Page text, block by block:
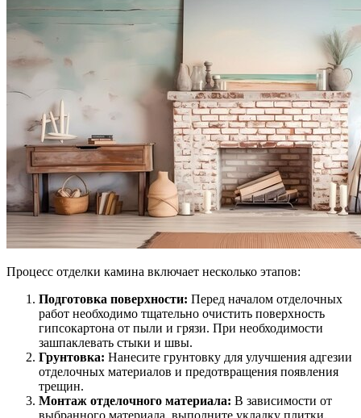
Процесс отделки камина включает несколько этапов:
Подготовка поверхности: Перед началом отделочных
работ необходимо тщательно очистить поверхность
гипсокартона от пыли и грязи. При необходимости
зашпаклевать стыки и швы.
Грунтовка: Нанесите грунтовку для улучшения адгезии
отделочных материалов и предотвращения появления
трещин.
Монтаж отделочного материала: В зависимости от